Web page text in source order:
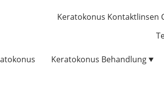
Keratokonus Kontaktlinsen
Keratokonus Behandlung